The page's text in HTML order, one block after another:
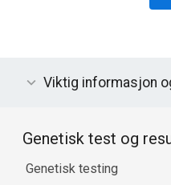
Viktig informasjon
Genetisk test og
Genetisk testing